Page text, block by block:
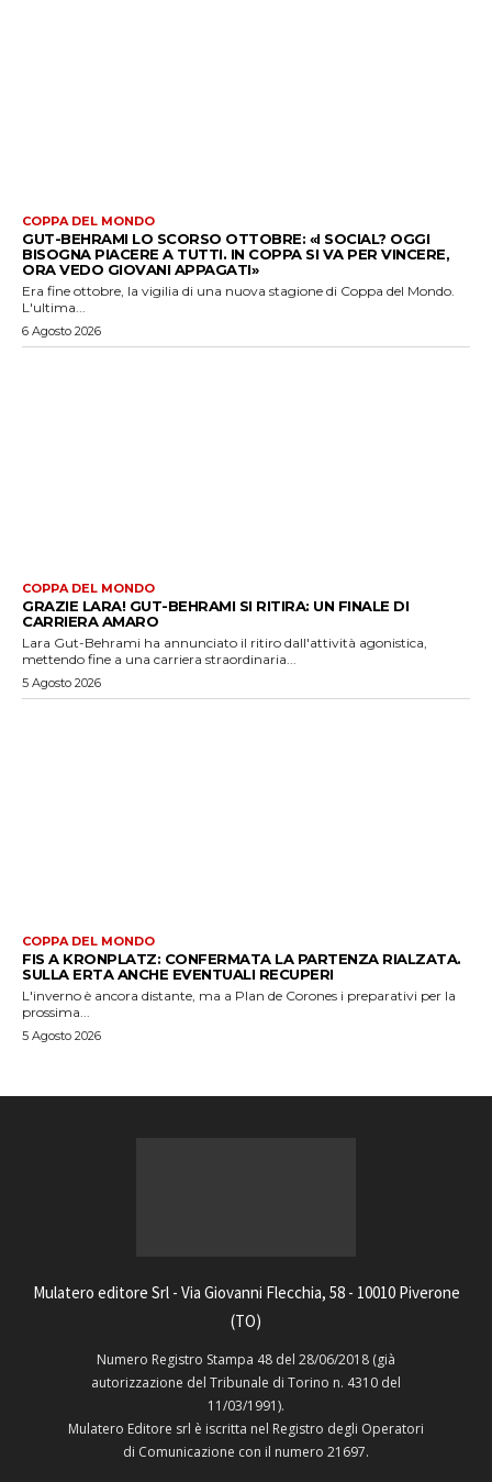
COPPA DEL MONDO
GUT-BEHRAMI LO SCORSO OTTOBRE: «I SOCIAL? OGGI
BISOGNA PIACERE A TUTTI. IN COPPA SI VA PER VINCERE,
ORA VEDO GIOVANI APPAGATI»
Era fine ottobre, la vigilia di una nuova stagione di Coppa del Mondo.
L'ultima...
6 Agosto 2026
COPPA DEL MONDO
GRAZIE LARA! GUT-BEHRAMI SI RITIRA: UN FINALE DI
CARRIERA AMARO
Lara Gut-Behrami ha annunciato il ritiro dall'attività agonistica,
mettendo fine a una carriera straordinaria...
5 Agosto 2026
COPPA DEL MONDO
FIS A KRONPLATZ: CONFERMATA LA PARTENZA RIALZATA.
SULLA ERTA ANCHE EVENTUALI RECUPERI
L'inverno è ancora distante, ma a Plan de Corones i preparativi per la
prossima...
5 Agosto 2026
Mulatero editore Srl - Via Giovanni Flecchia, 58 - 10010 Piverone
(TO)
Numero Registro Stampa 48 del 28/06/2018 (già
autorizzazione del Tribunale di Torino n. 4310 del
11/03/1991).
Mulatero Editore srl è iscritta nel Registro degli Operatori
di Comunicazione con il numero 21697.